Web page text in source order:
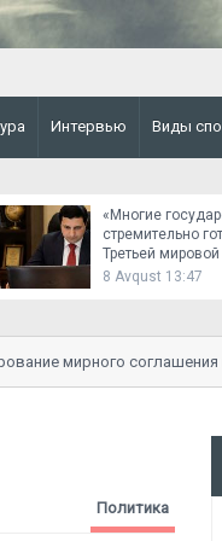
Интервью Виды
«Многие
стремительно
Третьей
8 Avqust 13:47
мирного соглашения
Политика